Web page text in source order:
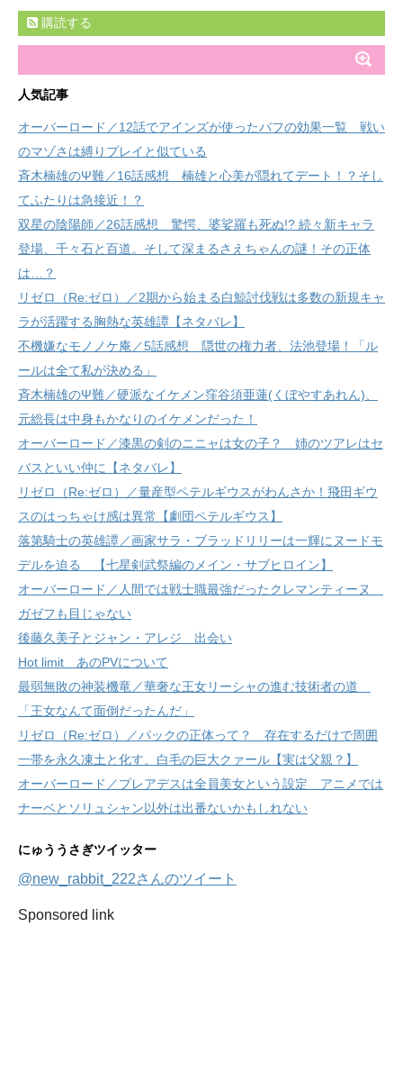
購読する
人気記事
オーバーロード／12話でアインズが使ったバフの効果一覧 戦い
のマゾさは縛りプレイと似ている
斉木楠雄のΨ難／16話感想 楠雄と心美が隠れてデート！？そし
てふたりは急接近！？
双星の陰陽師／26話感想 驚愕、婆娑羅も死ぬ!? 続々新キャラ
登場、千々石と百道。そして深まるさえちゃんの謎！その正体
は…？
リゼロ（Re:ゼロ）／2期から始まる白鯨討伐戦は多数の新規キャ
ラが活躍する胸熱な英雄譚【ネタバレ】
不機嫌なモノノケ庵／5話感想 隠世の権力者、法池登場！「ル
ールは全て私が決める」
斉木楠雄のΨ難／硬派なイケメン窪谷須亜蓮(くぼやすあれん)、
元総長は中身もかなりのイケメンだった！
オーバーロード／漆黒の剣のニニャは女の子？ 姉のツアレはセ
バスといい仲に【ネタバレ】
リゼロ（Re:ゼロ）／量産型ペテルギウスがわんさか！飛田ギウ
スのはっちゃけ感は異常【劇団ペテルギウス】
落第騎士の英雄譚／画家サラ・ブラッドリリーは一輝にヌードモ
デルを迫る 【七星剣武祭編のメイン・サブヒロイン】
オーバーロード／人間では戦士職最強だったクレマンティーヌ
ガゼフも目じゃない
後藤久美子とジャン・アレジ 出会い
Hot limit あのPVについて
最弱無敗の神装機竜／華奢な王女リーシャの進む技術者の道
「王女なんて面倒だったんだ」
リゼロ（Re:ゼロ）／パックの正体って？ 存在するだけで周囲
一帯を永久凍土と化す、白毛の巨大クァール【実は父親？】
オーバーロード／プレアデスは全員美女という設定 アニメでは
ナーベとソリュシャン以外は出番ないかもしれない
にゅううさぎツイッター
@new_rabbit_222さんのツイート
Sponsored link